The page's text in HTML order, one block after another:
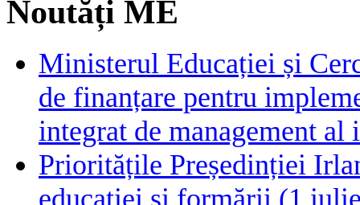
Noutăți ME
Ministerul Educației și
de finanțare pentru
integrat de management
Prioritățile Președinției
educației și formării (1